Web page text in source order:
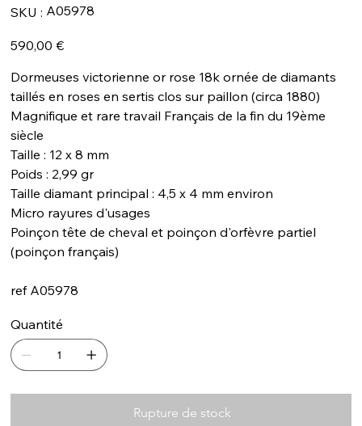
SKU :
SKU
A05978
A05978
590,00 €
Dormeuses victorienne or rose 18k ornée de diamants
taillés en roses en sertis clos sur paillon (circa 1880)
Magnifique et rare travail Français de la fin du 19ème
siècle
Taille : 12 x 8 mm
Poids : 2,99 gr
Taille diamant principal : 4,5 x 4 mm environ
Micro rayures d'usages
Poinçon tête de cheval et poinçon d'orfèvre partiel
(poinçon français)
ref A05978
Quantité
Rupture de stock